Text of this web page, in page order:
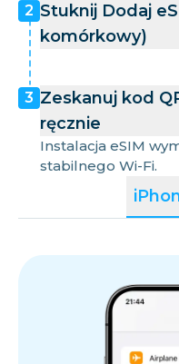
2 Stuknij Dodaj
komórkowy)
3 Zeskanuj kod
ręcznie
Instalacja eSIM
stabilnego Wi-Fi.